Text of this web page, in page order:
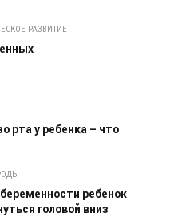
РАЗВИТИЕ
рта у ребенка – что
ребенок
головой вниз